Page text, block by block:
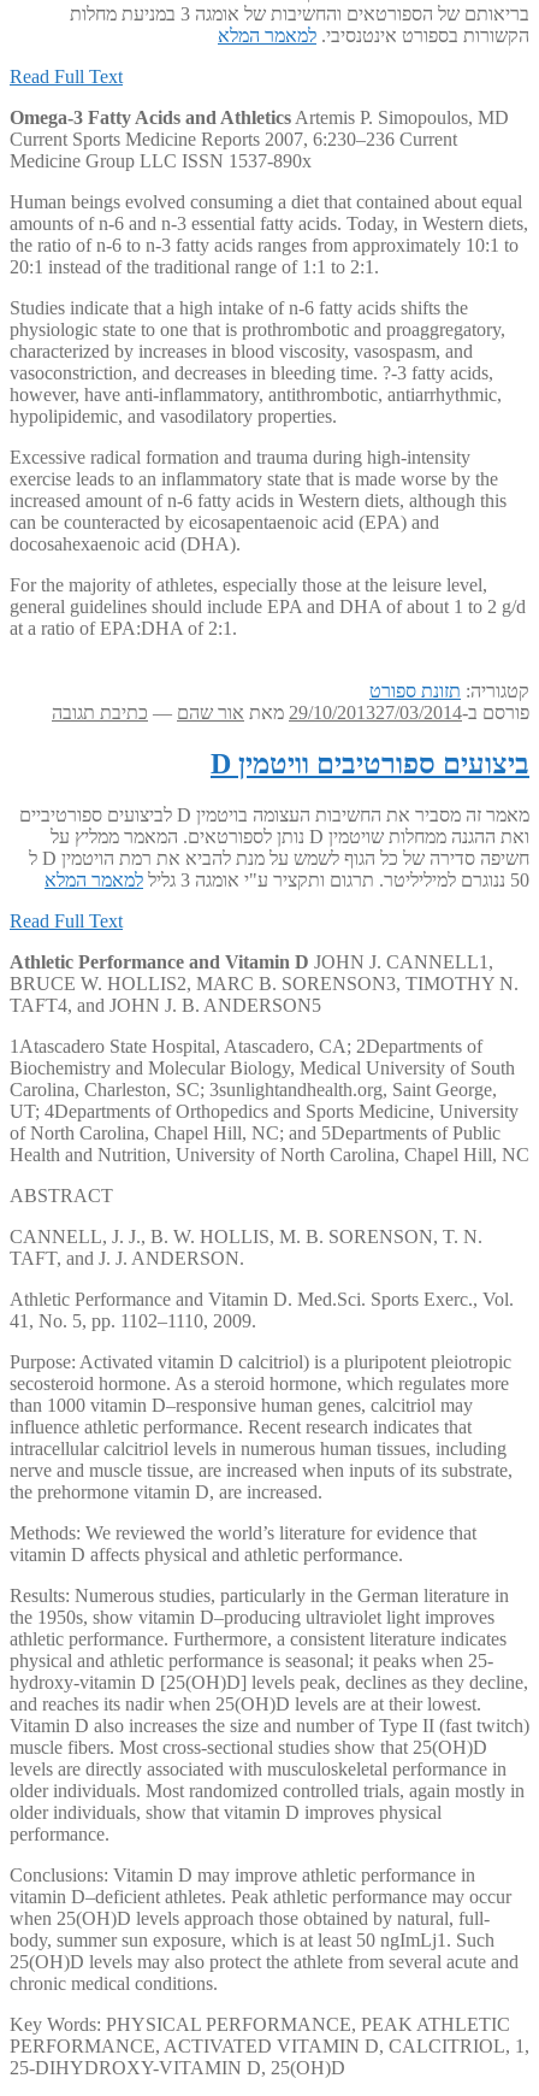
בריאותם של הספורטאים והחשיבות של אומגה 3 במניעת מחלות
הקשורות בספורט אינטנסיבי. למאמר המלא
Read Full Text
Omega-3 Fatty Acids and Athletics Artemis P. Simopoulos, MD
Current Sports Medicine Reports 2007, 6:230–236 Current
Medicine Group LLC ISSN 1537-890x
Human beings evolved consuming a diet that contained about equal
amounts of n-6 and n-3 essential fatty acids. Today, in Western diets,
the ratio of n-6 to n-3 fatty acids ranges from approximately 10:1 to
20:1 instead of the traditional range of 1:1 to 2:1.
Studies indicate that a high intake of n-6 fatty acids shifts the
physiologic state to one that is prothrombotic and proaggregatory,
characterized by increases in blood viscosity, vasospasm, and
vasoconstriction, and decreases in bleeding time. ?-3 fatty acids,
however, have anti-inflammatory, antithrombotic, antiarrhythmic,
hypolipidemic, and vasodilatory properties.
Excessive radical formation and trauma during high-intensity
exercise leads to an inflammatory state that is made worse by the
increased amount of n-6 fatty acids in Western diets, although this
can be counteracted by eicosapentaenoic acid (EPA) and
docosahexaenoic acid (DHA).
For the majority of athletes, especially those at the leisure level,
general guidelines should include EPA and DHA of about 1 to 2 g/d
at a ratio of EPA:DHA of 2:1.
קטגוריה: תזונת ספורט
פורסם ב-
29/10/201327/03/2014 מאת אור שהם — כתיבת תגובה
ביצועים ספורטיבים וויטמין D
מאמר זה מסביר את החשיבות העצומה בויטמין D לביצועים ספורטיביים
ואת ההגנה ממחלות שויטמין D נותן לספורטאים. המאמר ממליץ על
חשיפה סדירה של כל הגוף לשמש על מנת להביא את רמת הויטמין D ל
50 ננוגרם למיליליטר. תרגום ותקציר ע"י אומגה 3 גליל
למאמר המלא
Read Full Text
Athletic Performance and Vitamin D JOHN J. CANNELL1,
BRUCE W. HOLLIS2, MARC B. SORENSON3, TIMOTHY N.
TAFT4, and JOHN J. B. ANDERSON5
1Atascadero State Hospital, Atascadero, CA; 2Departments of
Biochemistry and Molecular Biology, Medical University of South
Carolina, Charleston, SC; 3sunlightandhealth.org, Saint George,
UT; 4Departments of Orthopedics and Sports Medicine, University
of North Carolina, Chapel Hill, NC; and 5Departments of Public
Health and Nutrition, University of North Carolina, Chapel Hill, NC
ABSTRACT
CANNELL, J. J., B. W. HOLLIS, M. B. SORENSON, T. N.
TAFT, and J. J. ANDERSON.
Athletic Performance and Vitamin D. Med.Sci. Sports Exerc., Vol.
41, No. 5, pp. 1102–1110, 2009.
Purpose: Activated vitamin D calcitriol) is a pluripotent pleiotropic
secosteroid hormone. As a steroid hormone, which regulates more
than 1000 vitamin D–responsive human genes, calcitriol may
influence athletic performance. Recent research indicates that
intracellular calcitriol levels in numerous human tissues, including
nerve and muscle tissue, are increased when inputs of its substrate,
the prehormone vitamin D, are increased.
Methods: We reviewed the world’s literature for evidence that
vitamin D affects physical and athletic performance.
Results: Numerous studies, particularly in the German literature in
the 1950s, show vitamin D–producing ultraviolet light improves
athletic performance. Furthermore, a consistent literature indicates
physical and athletic performance is seasonal; it peaks when 25-
hydroxy-vitamin D [25(OH)D] levels peak, declines as they decline,
and reaches its nadir when 25(OH)D levels are at their lowest.
Vitamin D also increases the size and number of Type II (fast twitch)
muscle fibers. Most cross-sectional studies show that 25(OH)D
levels are directly associated with musculoskeletal performance in
older individuals. Most randomized controlled trials, again mostly in
older individuals, show that vitamin D improves physical
performance.
Conclusions: Vitamin D may improve athletic performance in
vitamin D–deficient athletes. Peak athletic performance may occur
when 25(OH)D levels approach those obtained by natural, full-
body, summer sun exposure, which is at least 50 ngImLj1. Such
25(OH)D levels may also protect the athlete from several acute and
chronic medical conditions.
Key Words: PHYSICAL PERFORMANCE, PEAK ATHLETIC
PERFORMANCE, ACTIVATED VITAMIN D, CALCITRIOL, 1,
25-DIHYDROXY-VITAMIN D, 25(OH)D